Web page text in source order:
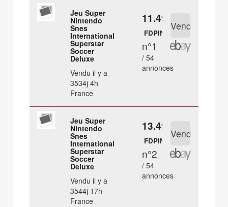
Jeu Super
Nintendo
Snes
International
Superstar
Soccer
Deluxe
Vendu il y a
3534j 4h
France
11.49 €
FDPIN
n°1
/ 54
annonces
Jeu Super
Nintendo
Snes
International
Superstar
Soccer
Deluxe
Vendu il y a
3544j 17h
France
13.49 €
FDPIN
n°2
/ 54
annonces